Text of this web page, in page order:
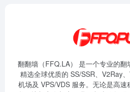
翻翻墙（FFQ.LA） 是一个专业的翻
精选全球优质的 SS/SSR、V2Ray
机场及 VPS/VDS 服务。无论是高